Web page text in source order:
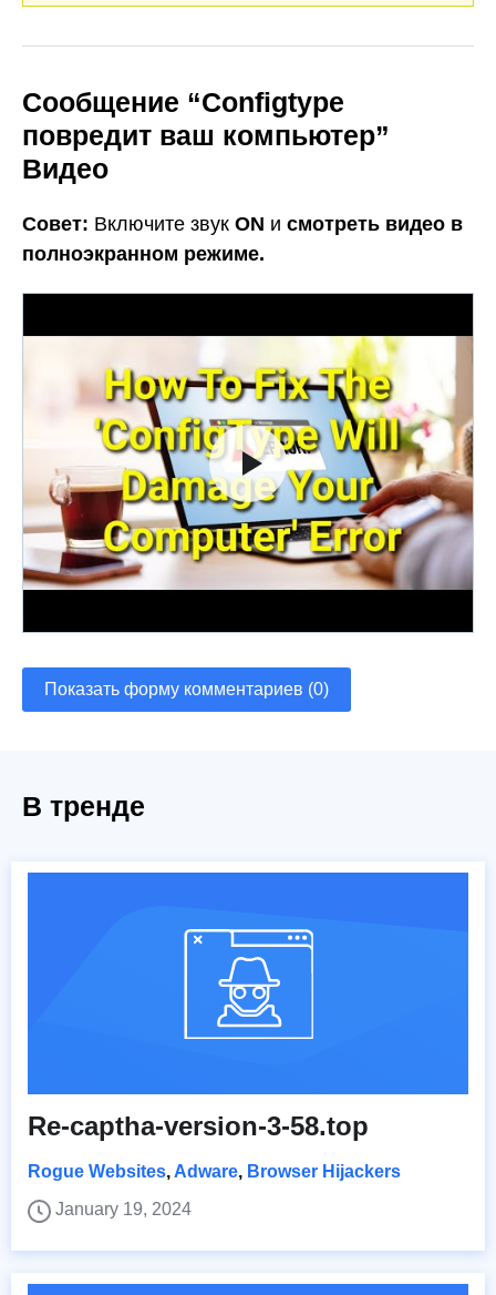
Сообщение “Configtype
повредит ваш компьютер”
Видео
Совет: Включите звук ON и смотреть видео в
полноэкранном режиме.
Показать форму комментариев (0)
В тренде
Re-captha-version-3-58.top
Rogue Websites, Adware, Browser Hijackers
January 19, 2024